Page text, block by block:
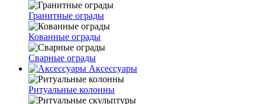
Гранитные ограды
Кованные ограды
Сварные ограды
Аксессуары
Ритуальные колонны